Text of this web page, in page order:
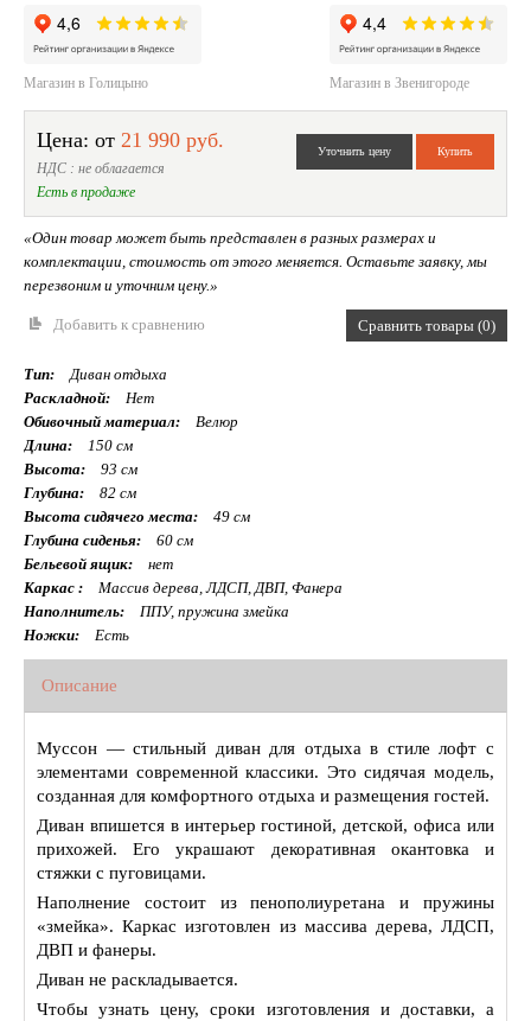
Магазин в Голицыно Магазин в Звенигороде
Цена: от 21 990 руб.
НДС : не облагается
Есть в продаже
«Один товар может быть представлен в разных размерах и
комплектации, стоимость от этого меняется. Оставьте заявку, мы
перезвоним и уточним цену.»
Добавить к сравнению Сравнить товары (0)
Тип:
Диван отдыха
Раскладной:
Нет
Обивочный материал:
Велюр
Длина:
150 см
Высота:
93 см
Глубина:
82 см
Высота сидячего места:
49 см
Глубина сиденья:
60 см
Бельевой ящик:
нет
Каркас :
Массив дерева, ЛДСП, ДВП, Фанера
Наполнитель:
ППУ, пружина змейка
Ножки:
Есть
Описание
Муссон — стильный диван для отдыха в стиле лофт с
элементами современной классики. Это сидячая модель,
созданная для комфортного отдыха и размещения гостей.
Диван впишется в интерьер гостиной, детской, офиса или
прихожей. Его украшают декоративная окантовка и
стяжки с пуговицами.
Наполнение состоит из пенополиуретана и пружины
«змейка». Каркас изготовлен из массива дерева, ЛДСП,
ДВП и фанеры.
Диван не раскладывается.
Чтобы узнать цену, сроки изготовления и доставки, а